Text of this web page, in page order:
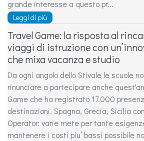
grande interesse a questo pr...
Leggi di più
Travel Game: la risposta al
viaggi di istruzione con
che mixa vacanza e studio
Da ogni angolo dello Stivale le scuole
rinunciare a partecipare anche
Game che ha registrato 17.000
destinazioni. Spagna, Grecia, Sicilia
Operator: varie mete per tante
mantenere i costi piu’ bassi possibile